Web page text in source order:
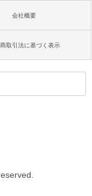
会社概要
取引法に基づく表示